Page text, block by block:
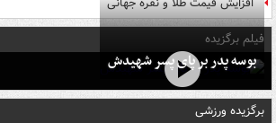
افزایش قیمت طلا و نقره جهانی
فیلم برگزیده
بوسه‌ پدر بر پای پسر شهیدش
برگزیده ورزشی